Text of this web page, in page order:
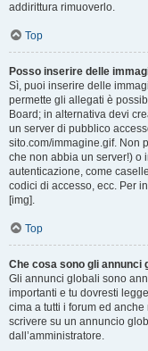
addirittura rimuoverlo.
Top
Posso inserire delle
Sì, puoi inserire delle
permette gli allegati è
Board; in alternativa devi
un server di pubblico
sito.com/immagine.gif. Non
che non abbia un server!) o
autenticazione, come
codici di accesso, ecc. Per
[img].
Top
Che cosa sono gli annunci
Gli annunci globali sono
importanti e tu dovresti
cima a tutti i forum ed
scrivere su un annuncio
dall’amministratore.